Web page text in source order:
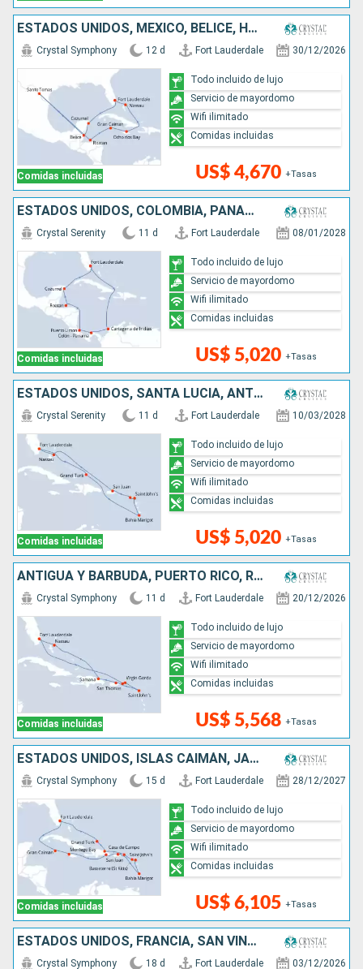
ESTADOS UNIDOS, MÉXICO, BELICE, HONDURAS, ISLAS CAIMÁN, JAMAICA, BAHAMAS
Comidas incluidas
Crystal Symphony 12 d Fort Lauderdale 30/12/2026
US$ 4,670 +Tasas
Todo incluido de lujo
Servicio de mayordomo
Wifi ilimitado
Comidas incluidas
ESTADOS UNIDOS, COLOMBIA, PANAMÁ, COSTA RICA, HONDURAS, MÉXICO
Comidas incluidas
Crystal Serenity 11 d Fort Lauderdale 08/01/2028
US$ 5,020 +Tasas
Todo incluido de lujo
Servicio de mayordomo
Wifi ilimitado
Comidas incluidas
ESTADOS UNIDOS, SANTA LUCIA, ANTIGUA Y BARBUDA, PUERTO RICO, BAHAMAS
Comidas incluidas
Crystal Serenity 11 d Fort Lauderdale 10/03/2028
US$ 5,020 +Tasas
Todo incluido de lujo
Servicio de mayordomo
Wifi ilimitado
Comidas incluidas
ANTIGUA Y BARBUDA, PUERTO RICO, REPÚBLICA DOMINICANA, BAHAMAS, ESTADOS UNIDOS
Comidas incluidas
Crystal Symphony 11 d Fort Lauderdale 20/12/2026
US$ 5,568 +Tasas
Todo incluido de lujo
Servicio de mayordomo
Wifi ilimitado
Comidas incluidas
ESTADOS UNIDOS, ISLAS CAIMÁN, JAMAICA, PUERTO RICO, SANTA LUCIA, ANTIGUA Y BARBUDA, REPÚBLICA DOMINICANA
Comidas incluidas
Crystal Symphony 15 d Fort Lauderdale 28/12/2027
US$ 6,105 +Tasas
Todo incluido de lujo
Servicio de mayordomo
Wifi ilimitado
Comidas incluidas
ESTADOS UNIDOS, FRANCIA, SAN VINCENT Y LAS GRANADINAS, SANTA LUCIA, PUERTO RICO, ANTIGUA Y BARBUDA
Crystal Symphony 18 d Fort Lauderdale 03/12/2026